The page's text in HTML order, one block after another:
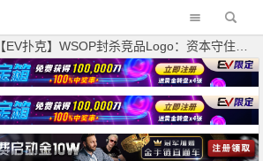
【EV扑克】WSOP封杀竞品Logo：资本守住了流量，扑克玩家输掉了生存底气